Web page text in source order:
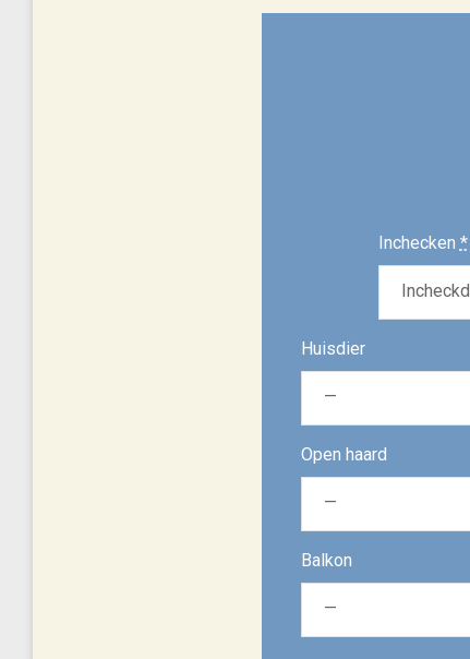
Inchecken *
Huisdier
Open haard
Balkon